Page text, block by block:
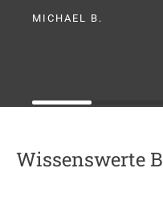
MICHAEL B.
Wissenswerte